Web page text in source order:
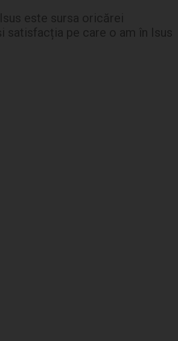
este sursa oricărei
satisfacția pe care o am în Isus